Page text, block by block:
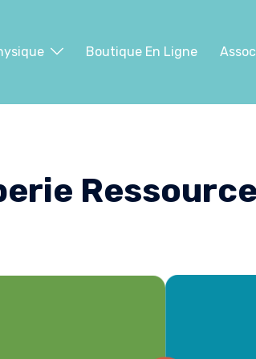
Boutique En Ligne